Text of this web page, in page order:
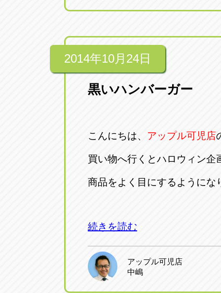
2014年10月24日
黒いハンバーガー
こんにちは、 アップル可児店
買い物へ行くとハロウィン企
商品をよく目にするようにな
続きを読む
アップル可児店
中嶋